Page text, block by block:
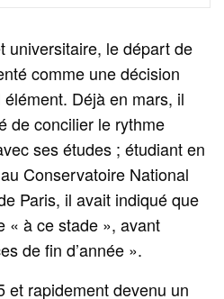
universitaire, le départ de
comme une décision
Déjà en mars, il
de concilier le rythme
ses études ; étudiant en
Conservatoire National
Paris, il avait indiqué que
« à ce stade », avant
de fin d’année ».
et rapidement devenu un